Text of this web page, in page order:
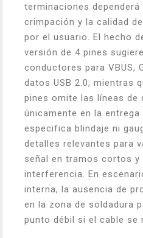
terminaciones
crimpación y la calidad
por el usuario. El hecho
versión de 4 pines
conductores para VBUS,
datos USB 2.0, mientras
pines omite las líneas de
únicamente en la entrega
especifica blindaje ni
detalles relevantes para
señal en tramos cortos y
interferencia. En
interna, la ausencia de
en la zona de soldadura
punto débil si el cable se